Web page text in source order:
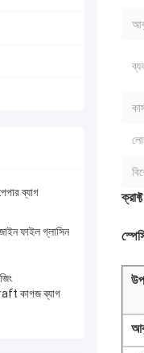
ব্যাগ
ফাইল গ্লাসিন
কাগজ ব্যাগ